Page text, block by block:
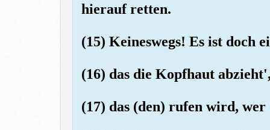
hierauf retten.
(15) Keineswegs! Es ist doch
(16) das die Kopfhaut
(17) das (den) rufen wird,